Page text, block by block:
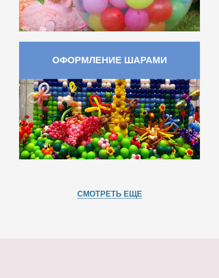
ОФОРМЛЕНИЕ ШАРАМИ
СМОТРЕТЬ ЕЩЕ